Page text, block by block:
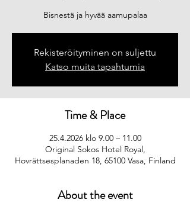
Bisnestä ja hyvää aamupalaa
Rekisteröityminen on suljettu
Katso muita tapahtumia
Time & Place
25.4.2026 klo 9.00 – 11.00
Original Sokos Hotel Royal,
Hovrättsesplanaden 18, 65100 Vasa, Finland
About the event